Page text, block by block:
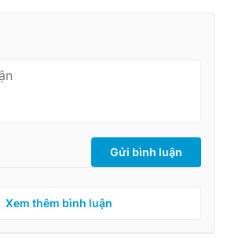
Gửi bình luận
Xem thêm bình luận